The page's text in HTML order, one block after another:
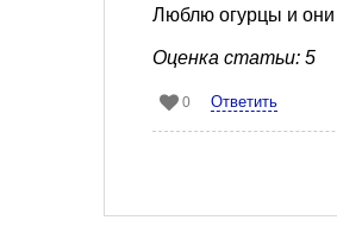
Люблю огурцы и они
Оценка статьи: 5
0 Ответить